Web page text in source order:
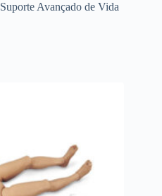
Suporte Avançado de Vida